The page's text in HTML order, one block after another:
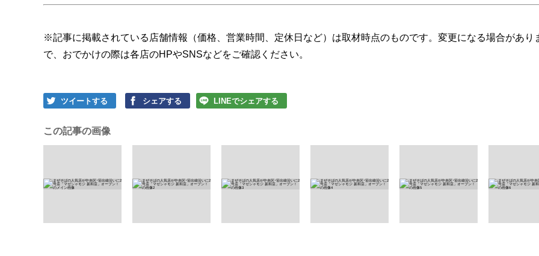
※記事に掲載されている店舗情報（価格、営業時間、定休日など）は取材時点のものです。変更になる場合があり
で、おでかけの際は各店のHPやSNSなどをご確認ください。
ツイートする シェアする LINEでシェアする
この記事の画像